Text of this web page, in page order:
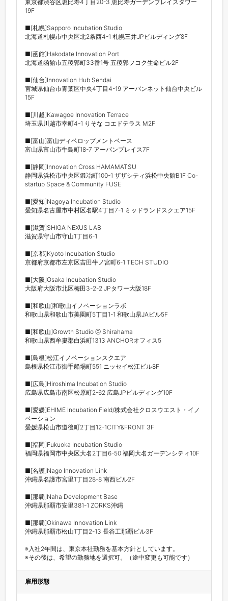
東京都渋谷区恵比寿4丁目20-3 恵比寿ガーデンプレイスタワー
19F
■[札幌]Sapporo Incubation Studio
北海道札幌市中央区北2条西4-1 札幌三井JPビルディング8F
■[函館]Hakodate Innovation Port
北海道函館市五稜郭町33番1号 五稜郭フコク生命ビル2F
■[仙台]Innovation Hub Sendai
宮城県仙台市青葉区中央4丁目4-19 アーバンネット仙台中央ビル
15F
■[川越]Kawagoe Innovation Terrace
埼玉県川越市幸町4-1 りそな コエドテラス M2F
■[富山]富山ディベロップメントベース
富山県富山市牛島町18-7 アーバンプレイス7F
■[静岡]Innovation Cross HAMAMATSU
静岡県浜松市中央区鍛冶町100-1 ザザシティ浜松中央館B1F Co-
startup Space & Community FUSE
■[愛知]Nagoya Incubation Studio
愛知県名古屋市中村区名駅4丁目7-1 ミッドランドスクエア15F
■[滋賀]SHIGA NEXUS LAB
滋賀県守山市守山1丁目6-1
■[京都]Kyoto Incubation Studio
京都府京都市左京区吉田牛ノ宮町6-1 TECH STUDIO
■[大阪]Osaka Incubation Studio
大阪府大阪市北区梅田3-2-2 JPタワー大阪18F
■[和歌山]和歌山イノベーションラボ
和歌山県和歌山市美園町5丁目1-1 和歌山県JAビル5F
■[和歌山]Growth Studio @ Shirahama
和歌山県西牟婁郡白浜町1313 ANCHORオフィス5
■[島根]松江イノベーションスクエア
島根県松江市御手船場町551 ニッセイ松江ビル8F
■[広島]Hiroshima Incubation Studio
広島県広島市南区松原町2-62 広島JPビルディング10F
■[愛媛]EHIME Incubation Field/株式会社クロスウエスト・イノ
ベーション
愛媛県松山市道後町2丁目12-1CITY&FRONT 3F
■[福岡]Fukuoka Incubation Studio
福岡県福岡市中央区大名2丁目6-50 福岡大名ガーデンシティ10F
■[名護]Nago Innovation Link
沖縄県名護市宮里1丁目28-8 南西ビル2F
■[那覇]Naha Development Base
沖縄県那覇市安里381-1 ZORKS沖縄
■[那覇]Okinawa Innovation Link
沖縄県那覇市松山1丁目2-13 長谷工那覇ビル3F
※入社2年間は、東京本社勤務を基本方針としています。
※その後は、希望の勤務地を選択可。（途中変更も可能です）
雇用形態